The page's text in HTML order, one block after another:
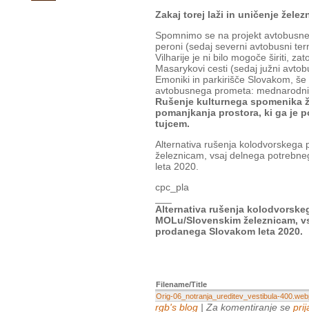
Zakaj torej laži in uničenje
Spomnimo se na projekt
peroni (sedaj severni avtobusni
Vilharije je ni bilo mogoče širiti,
Masarykovi cesti (sedaj južni
Emoniki in parkirišče Slovakom,
avtobusnega prometa:
Rušenje kulturnega spomenika
pomanjkanja prostora, ki ga je
tujcem.
Alternativa rušenja kolodvorskega
železnicam, vsaj delnega
leta 2020.
cpc_pla
Alternativa rušenja
MOLu/Slovenskim železnicam,
prodanega Slovakom leta 2020.
Filename/Title
Orig-06_notranja_ureditev_vestibula-
rgb's blog | Za komentiranje se